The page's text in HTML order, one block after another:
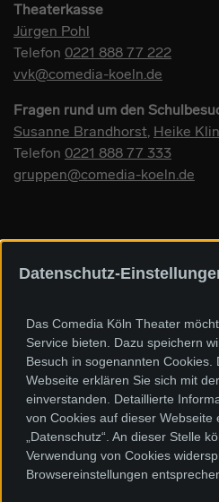
Theaterkasse
Jürgen Pohl
Telefon 0221 888 77 222
vvk@comedia-koeln.de
Fragen rund um den
Susanne Brandhorst, Heike
Telefon 0221 888 77 333
gruppen@comedia-koeln.de
Sponsoren und Förderer
Datenschutz-
Das Comedia Köln Theater
Service bieten. Dazu speichern
Besuch in sogenannten
Webseite erklären Sie sich mit
einverstanden. Detaillierte
von Cookies auf dieser Webseite
„Datenschutz“. An dieser Stelle
Verwendung von Cookies
Browsereinstellungen